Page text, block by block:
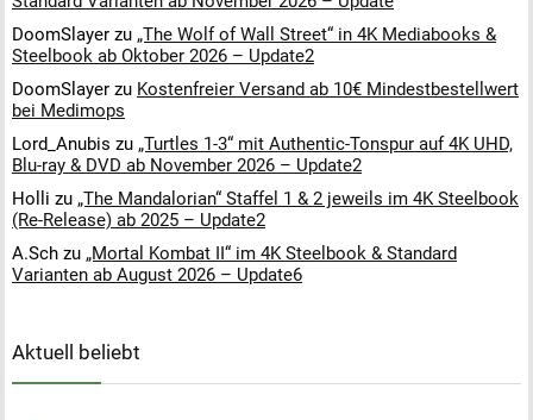
DoomSlayer zu „The Wolf of Wall Street“ in 4K Mediabooks &
Steelbook ab Oktober 2026 – Update2
DoomSlayer zu Kostenfreier Versand ab 10€ Mindestbestellwert
bei Medimops
Lord_Anubis zu „Turtles 1-3“ mit Authentic-Tonspur auf 4K UHD,
Blu-ray & DVD ab November 2026 – Update2
Holli zu „The Mandalorian“ Staffel 1 & 2 jeweils im 4K Steelbook
(Re-Release) ab 2025 – Update2
A.Sch zu „Mortal Kombat II“ im 4K Steelbook & Standard
Varianten ab August 2026 – Update6
Aktuell beliebt